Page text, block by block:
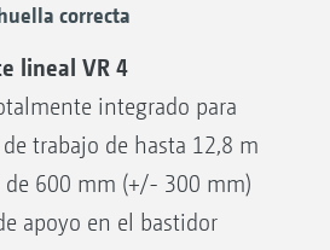
correcta
lineal VR 4
integrado para
trabajo de hasta 12,8 m
de 600 mm (+/- 300 mm)
apoyo en el bastidor